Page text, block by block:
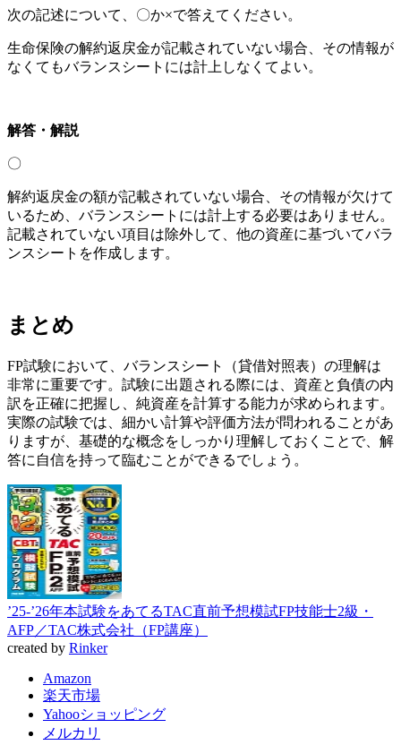
次の記述について、〇か×で答えてください。
生命保険の解約返戻金が記載されていない場合、その情報が
なくてもバランスシートには計上しなくてよい。
解答・解説
〇
解約返戻金の額が記載されていない場合、その情報が欠けて
いるため、バランスシートには計上する必要はありません。
記載されていない項目は除外して、他の資産に基づいてバラ
ンスシートを作成します。
まとめ
FP試験において、バランスシート（貸借対照表）の理解は
非常に重要です。試験に出題される際には、資産と負債の内
訳を正確に把握し、純資産を計算する能力が求められます。
実際の試験では、細かい計算や評価方法が問われることがあ
りますが、基礎的な概念をしっかり理解しておくことで、解
答に自信を持って臨むことができるでしょう。
’25-’26年本試験をあてるTAC直前予想模試FP技能士2級・
AFP／TAC株式会社（FP講座）
created by Rinker
Amazon
楽天市場
Yahooショッピング
メルカリ